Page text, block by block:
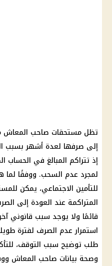
تظل مستحقات صاحب المعاش
إلى صرفها لعدة أشهر بسبب
إذ تتراكم المبالغ في
لمجرد عدم السحب. ووفقًا لما
للتأمين الاجتماعي، يمكن
المتراكمة عند العودة إلى
قائمًا ولا يوجد سبب قانوني
استمرار عدم الصرف لفترة
طلب توضيح سبب التوقف،
وصحة بيانات صاحب المعاش